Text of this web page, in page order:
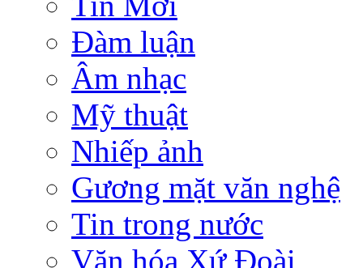
Đàm luận
Âm nhạc
Mỹ thuật
Nhiếp ảnh
Gương mặt văn nghệ
Tin trong nước
Văn hóa Xứ Đoài